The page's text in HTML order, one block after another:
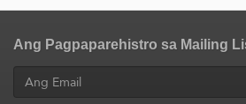
Ang Pagpaparehistro sa Mailing